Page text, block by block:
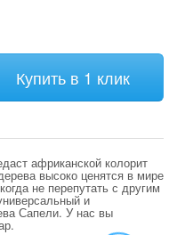
Купить в 1 клик
африканской колорит
высоко ценятся в мире
не перепутать с другим
и
Сапели. У нас вы